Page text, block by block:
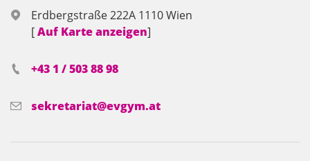
Erdbergstraße 222A 1110 Wien
[Auf Karte anzeigen]
+43 1 / 503 88 98
sekretariat@evgym.at